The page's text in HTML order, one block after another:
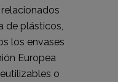
de plásticos,
los envases
Europea
o